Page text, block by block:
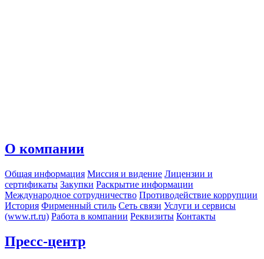
О компании
Общая информация Миссия и видение Лицензии и
сертификаты Закупки Раскрытие информации
Международное сотрудничество Противодействие коррупции
История Фирменный стиль Сеть связи Услуги и сервисы
(www.rt.ru) Работа в компании Реквизиты Контакты
Пресс-центр